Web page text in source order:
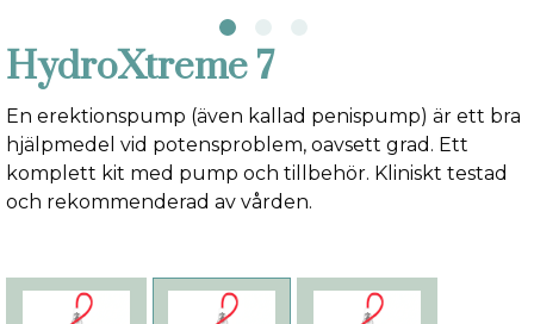
HydroXtreme 7
En erektionspump (även kallad penispump) är ett bra
hjälpmedel vid potensproblem, oavsett grad. Ett
komplett kit med pump och tillbehör. Kliniskt testad
och rekommenderad av vården.